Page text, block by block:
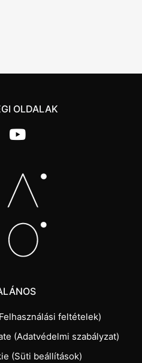
OLDALAK
feltételek)
(Adatvédelmi szabályzat)
(Süti beállítások)